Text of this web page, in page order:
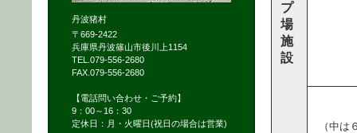
プ
場
施
設
（中
丹波猪村
〒669-2422
兵庫県丹波篠山市後川上1154
TEL.079-556-2680
FAX.079-556-2680
【電話問い合わせ・ご予約】
9：00～16：30
定休日：月・火曜日(祝日の場合は営業)